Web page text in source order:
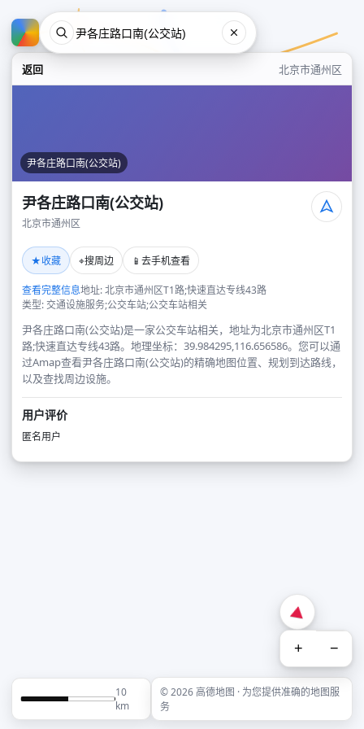
返回 北京市通州区
尹各庄路口南(公交站)
尹各庄路口南(公交站)
北京市通州区
★收藏 ⌖搜周边 📱 去手机查看
查看完整信息地址: 北京市通州区T1路;快速直达专线43路
类型: 交通设施服务;公交车站;公交车站相关
尹各庄路口南(公交站)是一家公交车站相关，地址为北京市通州区T1
路;快速直达专线43路。地理坐标：39.984295,116.656586。您可以通
过Amap查看尹各庄路口南(公交站)的精确地图位置、规划到达路线，
以及查找周边设施。
用户评价
匿名用户
+ −
10
km
© 2026 高德地图 · 为您提供准确的地图服
务